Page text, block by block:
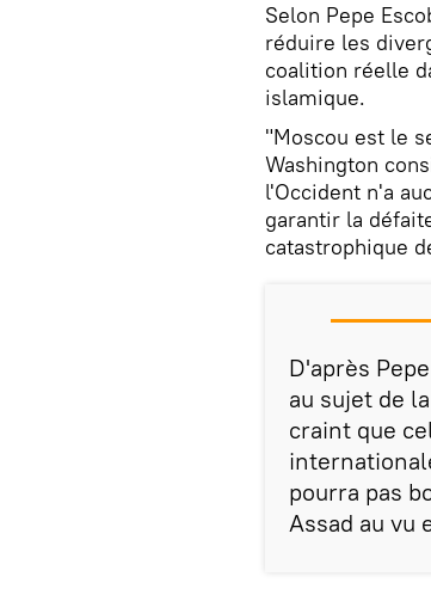
Selon Pepe
réduire les
coalition réelle
islamique.
"Moscou est le
Washington
l'Occident n'a
garantir la
catastrophique
D'après
au sujet de
craint que
pourra pas
Assad au vu